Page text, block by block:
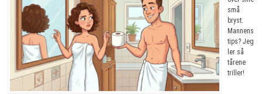
små
bryst.
Mannens
tips? Jeg
ler så
tårene
triller!